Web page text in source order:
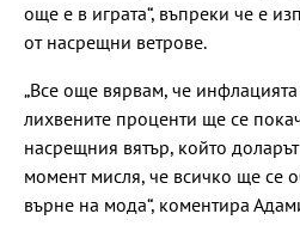
още е в играта“, въпреки че е
от насрещни ветрове.
„Все още вярвам, че
лихвените проценти ще се
насрещния вятър, който
момент мисля, че всичко ще се
върне на мода“, коментира